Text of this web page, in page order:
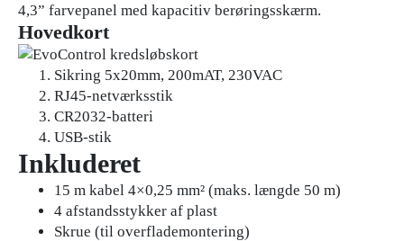
4,3” farvepanel med kapacitiv berøringsskærm.
Hovedkort
Sikring 5x20mm, 200mAT, 230VAC
RJ45-netværksstik
CR2032-batteri
USB-stik
Inkluderet
15 m kabel 4×0,25 mm² (maks. længde 50 m)
4 afstandsstykker af plast
Skrue (til overflademontering)